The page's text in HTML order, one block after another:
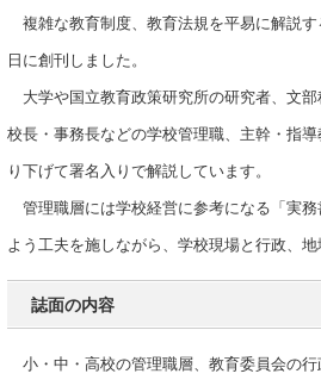
複雑な教育制度、教育法規を平易に解説
日に創刊しました。
大学や国立教育政策研究所の研究者、文
校長・事務長などの学校管理職、主幹・指
り下げて署名入りで解説しています。
管理職層には学校経営に参考になる「実
よう工夫を施しながら、学校現場と行政、
誌面の内容
小・中・高校の管理職層、教育委員会の